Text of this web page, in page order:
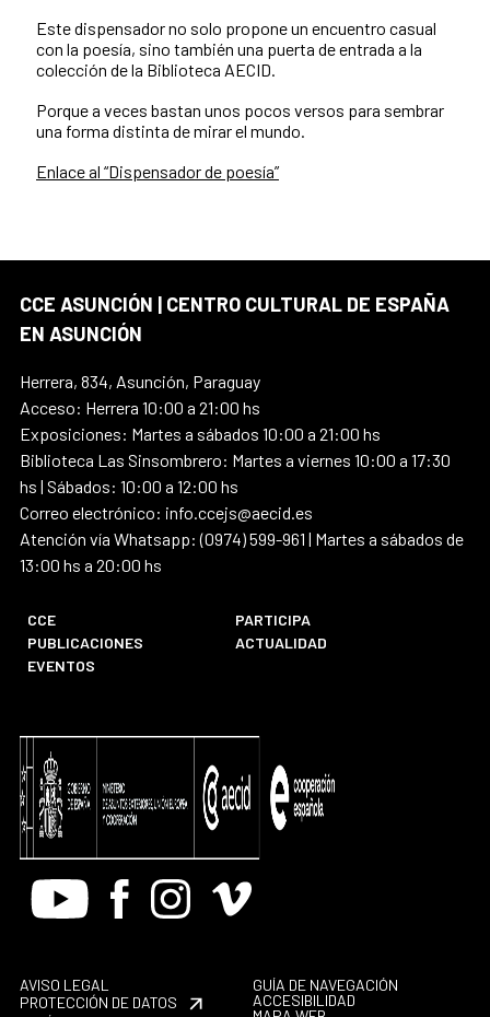
Este dispensador no solo propone un encuentro casual
con la poesía, sino también una puerta de entrada a la
colección de la Biblioteca AECID.
Porque a veces bastan unos pocos versos para sembrar
una forma distinta de mirar el mundo.
Enlace al “Dispensador de poesía”
CCE ASUNCIÓN | CENTRO CULTURAL DE ESPAÑA
EN ASUNCIÓN
Herrera, 834, Asunción, Paraguay
Acceso: Herrera 10:00 a 21:00 hs
Exposiciones: Martes a sábados 10:00 a 21:00 hs
Biblioteca Las Sinsombrero: Martes a viernes 10:00 a 17:30
hs | Sábados: 10:00 a 12:00 hs
Correo electrónico: info.ccejs@aecid.es
Atención vía Whatsapp: (0974) 599-961 | Martes a sábados de
13:00 hs a 20:00 hs
CCE
PARTICIPA
PUBLICACIONES
ACTUALIDAD
EVENTOS
Youtube FacebookInstagram
Vimeo
AVISO LEGAL
PROTECCIÓN DE DATOS
GUÍA DE NAVEGACIÓN
ACCESIBILIDAD